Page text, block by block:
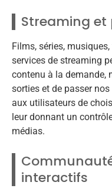
Streaming et
Films, séries,
services de streaming
contenu à la demande,
sorties et de passer
aux utilisateurs de
leur donnant un
médias.
interactifs